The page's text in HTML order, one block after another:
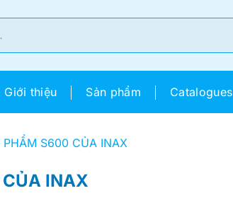
Giới thiệu Sản phẩm Catalogues
PHẨM S600 CỦA INAX
INAX